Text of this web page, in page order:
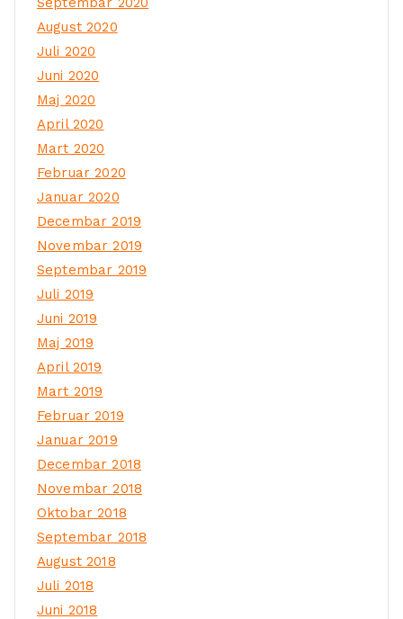
August 2020
Juli 2020
Juni 2020
Maj 2020
April 2020
Mart 2020
Februar 2020
Januar 2020
Decembar 2019
Novembar 2019
Septembar 2019
Juli 2019
Juni 2019
Maj 2019
April 2019
Mart 2019
Februar 2019
Januar 2019
Decembar 2018
Novembar 2018
Oktobar 2018
Septembar 2018
August 2018
Juli 2018
Juni 2018